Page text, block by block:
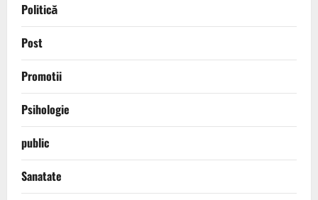
Politică
Post
Promotii
Psihologie
public
Sanatate